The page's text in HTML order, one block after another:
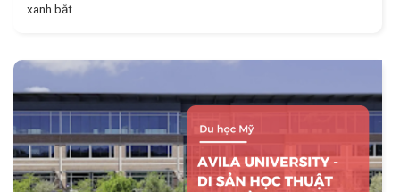
xanh bắt....